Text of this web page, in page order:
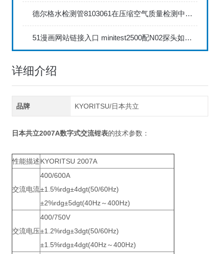
德尔格水检测管8103061在压缩空气质量检测中的应用
51漫画网站链接入口 minitest2500配N02探头如何两点校准？
详细介绍
品牌 KYORITSU/日本共立
日本共立2007A数字式交流钳表的技术参数：
性能描述KYORITSU 2007A
交流电流
400/600A
±1.5%rdg±4dgt(50/60Hz)
±2%rdg±5dgt(40Hz～400Hz)
交流电压
400/750V
±1.2%rdg±3dgt(50/60Hz)
±1.5%rdg±4dgt(40Hz～400Hz)